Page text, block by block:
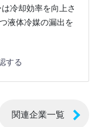
冷却効率を向上さ
液体冷媒の漏出を
する
関連企業一覧